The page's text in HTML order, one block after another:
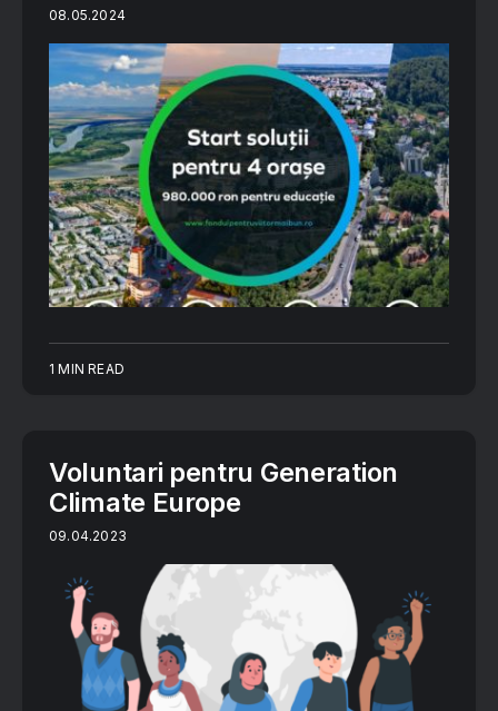
08.05.2024
1 MIN READ
Voluntari pentru Generation
Climate Europe
09.04.2023